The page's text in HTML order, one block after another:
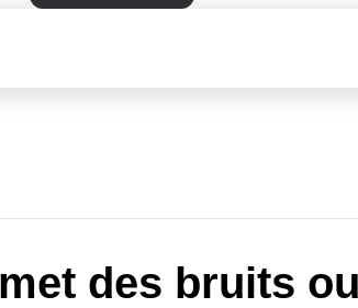
des bruits